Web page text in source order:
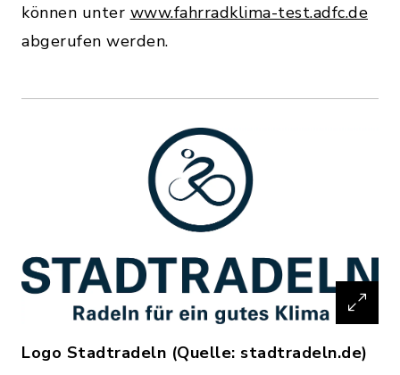
können unter www.fahrradklima-test.adfc.de
abgerufen werden.
Logo Stadtradeln (Quelle: stadtradeln.de)